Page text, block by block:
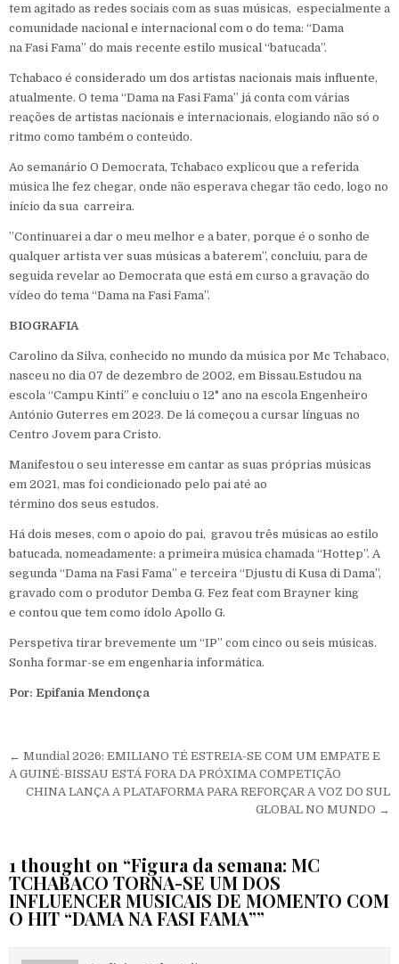
tem agitado as redes sociais com as suas músicas, especialmente a
comunidade nacional e internacional com o do tema: “Dama
na Fasi Fama” do mais recente estilo musical “batucada”.
Tchabaco é considerado um dos artistas nacionais mais influente,
atualmente. O tema “Dama na Fasi Fama” já conta com várias
reações de artistas nacionais e internacionais, elogiando não só o
ritmo como também o conteúdo.
‎‎Ao semanário O Democrata, Tchabaco explicou que a referida
música lhe fez chegar, onde não esperava chegar tão cedo, logo no
início da sua carreira.
‎”Continuarei a dar o meu melhor e a bater, porque é o sonho de
qualquer artista ver suas músicas a baterem”, concluiu, para de
seguida revelar ao Democrata que está em curso a gravação do
vídeo do tema “Dama na Fasi Fama”.
BIOGRAFIA
‎Carolino da Silva, conhecido no mundo da música por Mc Tchabaco,
nasceu no dia 07 de dezembro de 2002, em Bissau.Estudou na
escola “Campu Kinti” e concluiu o 12° ano na escola Engenheiro
António Guterres em 2023. De lá começou a cursar línguas no
Centro Jovem para Cristo.
Manifestou o seu interesse em cantar as suas próprias músicas
em 2021, mas foi condicionado pelo pai até ao
término dos seus estudos.
Há dois meses, com o apoio do pai, gravou três músicas ao estilo
batucada, nomeadamente: a primeira música chamada “Hottep”. A
segunda “Dama na Fasi Fama” e terceira “Djustu di Kusa di Dama”,
gravado com o produtor Demba G. Fez feat com Brayner king
e contou que tem como ídolo Apollo G.
Perspetiva tirar brevemente um “IP” com cinco ou seis músicas.
Sonha formar-se em engenharia informática.
Por: Epifania Mendonça
Navegação de Post
← Mundial 2026: EMILIANO TÉ ESTREIA-SE COM UM EMPATE E
A GUINÉ-BISSAU ESTÁ FORA DA PRÓXIMA COMPETIÇÃO
CHINA LANÇA A PLATAFORMA PARA REFORÇAR A VOZ DO SUL
GLOBAL NO MUNDO →
1 thought on “Figura da semana: MC
TCHABACO TORNA-SE UM DOS
INFLUENCER MUSICAIS DE MOMENTO COM
O HIT “DAMA NA FASI FAMA””